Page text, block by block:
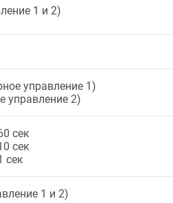
1 и 2)
управление 1)
управление 2)
сек
сек
сек
1 и 2)